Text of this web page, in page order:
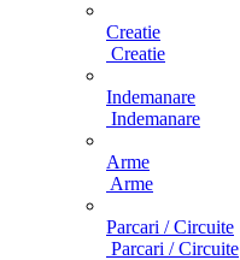
Creatie
Creatie
Indemanare
Indemanare
Arme
Arme
Parcari / Circuite
Parcari / Circuite